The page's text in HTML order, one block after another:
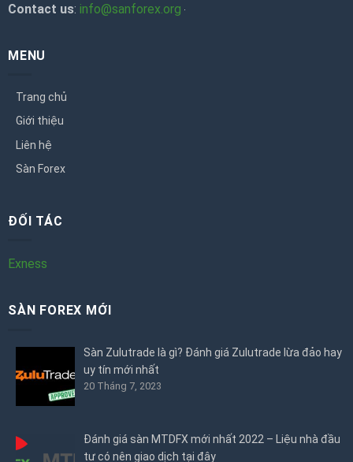
Contact us: info@sanforex.org
MENU
Trang chủ
Giới thiệu
Liên hệ
Sàn Forex
ĐỐI TÁC
Exness
SÀN FOREX MỚI
Sàn Zulutrade là gì? Đánh giá Zulutrade lừa đảo hay
uy tín mới nhất
20 Tháng 7, 2023
Đánh giá sàn MTDFX mới nhất 2022 – Liệu nhà đầu
tư có nên giao dịch tại đây